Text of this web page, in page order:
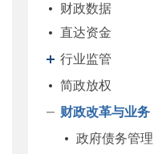
财政数据
直达资金
行业监管
简政放权
财政改革与业务
政府债务管理